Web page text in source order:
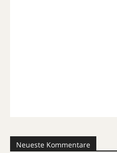
Neueste Kommentare